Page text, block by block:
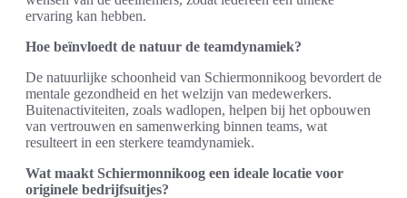
ervaring kan hebben.
Hoe beïnvloedt de natuur de teamdynamiek?
De natuurlijke schoonheid van Schiermonnikoog bevordert de
mentale gezondheid en het welzijn van medewerkers.
Buitenactiviteiten, zoals wadlopen, helpen bij het opbouwen
van vertrouwen en samenwerking binnen teams, wat
resulteert in een sterkere teamdynamiek.
Wat maakt Schiermonnikoog een ideale locatie voor
originele bedrijfsuitjes?